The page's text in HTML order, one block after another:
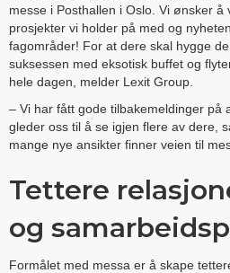
messe i Posthallen i Oslo. Vi ønsker
prosjekter vi holder på med og
fagområder! For at dere skal hygge
suksessen med eksotisk buffet og
hele dagen, melder Lexit Group.
– Vi har fått gode tilbakemeldinger på
gleder oss til å se igjen flere av dere,
mange nye ansikter finner veien til
Tettere
og
Formålet med messa er å skape